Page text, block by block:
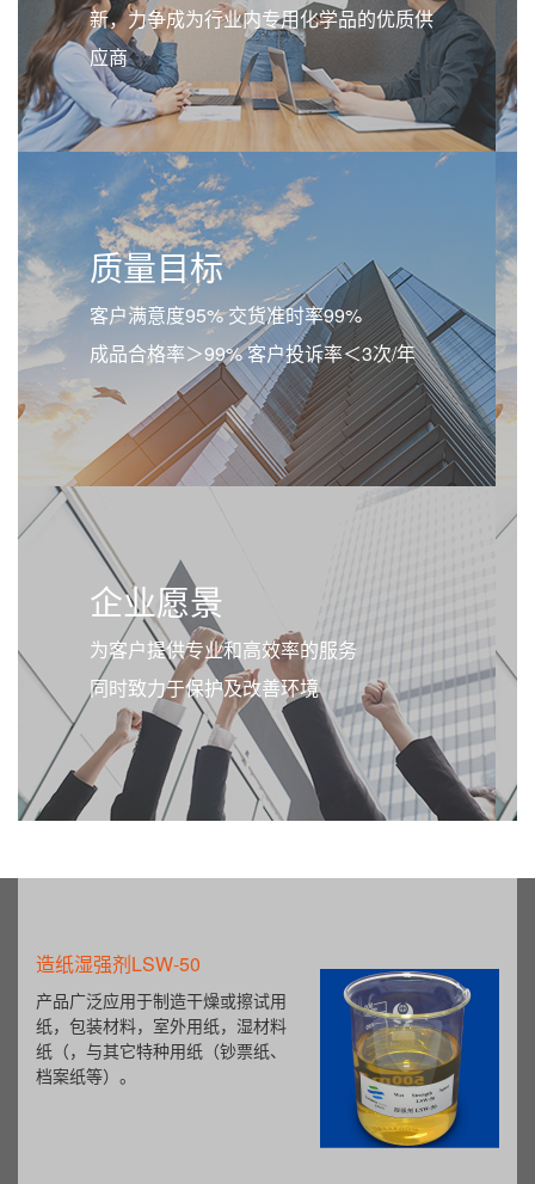
新，力争成为行业内专用化学品的优质供
应商
质量目标
客户满意度95% 交货准时率99%
成品合格率＞99% 客户投诉率＜3次/年
企业愿景
为客户提供专业和高效率的服务
同时致力于保护及改善环境
造纸湿强剂LSW-50
产品广泛应用于制造干燥或擦试用
纸，包装材料，室外用纸，湿材料
纸（，与其它特种用纸（钞票纸、
档案纸等）。